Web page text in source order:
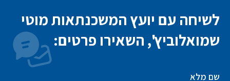
לשיחה עם יועץ המשכנתאות מוטי
שמואלוביץ', השאירו פרטים:
שם מלא